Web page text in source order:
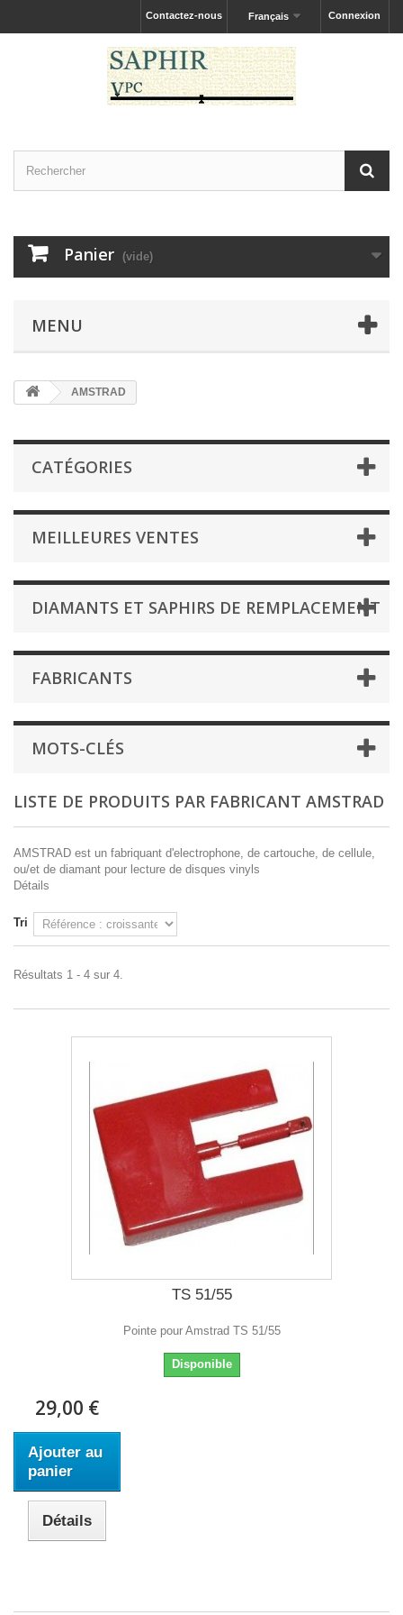
Connexion
Français
Contactez-nous
Panier (vide)
MENU
AMSTRAD
CATÉGORIES
MEILLEURES VENTES
DIAMANTS ET SAPHIRS DE REMPLACEMENT
FABRICANTS
MOTS-CLÉS
LISTE DE PRODUITS PAR FABRICANT AMSTRAD
AMSTRAD est un fabriquant d'electrophone, de cartouche, de cellule,
ou/et de diamant pour lecture de disques vinyls
Détails
Tri
Résultats 1 - 4 sur 4.
TS 51/55
Pointe pour Amstrad TS 51/55
Disponible
29,00 €
Ajouter au
panier
Détails